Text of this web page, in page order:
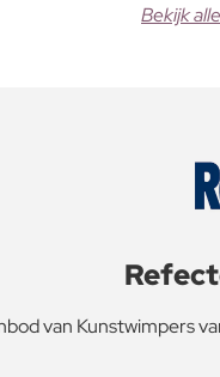
Bekijk
van Kunstwimpers